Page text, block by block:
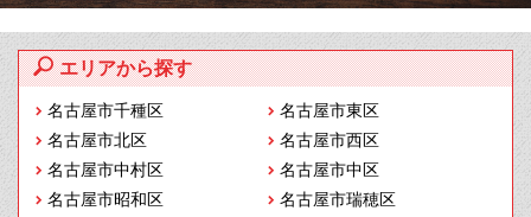
エリアから探す
名古屋市千種区
名古屋市東区
名古屋市北区
名古屋市西区
名古屋市中村区
名古屋市中区
名古屋市昭和区
名古屋市瑞穂区